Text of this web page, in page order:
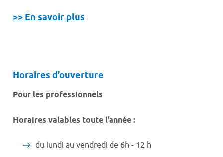
>> En savoir plus
Horaires d’ouverture
Pour les professionnels
Horaires valables toute l’année :
du lundi au vendredi de 6h - 12 h